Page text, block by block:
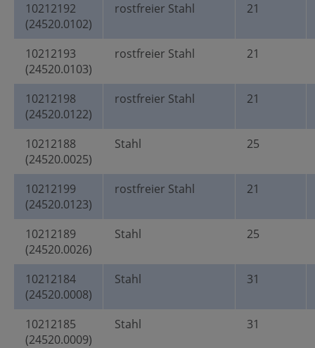
10212192
(24520.0102)
rostfreier Stahl 21
10212193
(24520.0103)
rostfreier Stahl 21
10212198
(24520.0122)
rostfreier Stahl 21
10212188
(24520.0025)
Stahl 25
10212199
(24520.0123)
rostfreier Stahl 21
10212189
(24520.0026)
Stahl 25
10212184
(24520.0008)
Stahl 31
10212185
(24520.0009)
Stahl 31